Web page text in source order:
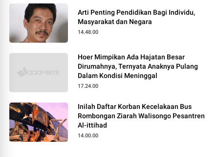
Arti Penting Pendidikan Bagi Individu,
Masyarakat dan Negara
14.48.00
Hoer Mimpikan Ada Hajatan Besar
Dirumahnya, Ternyata Anaknya Pulang
Dalam Kondisi Meninggal
17.24.00
Inilah Daftar Korban Kecelakaan Bus
Rombongan Ziarah Walisongo Pesantren
Al-ittihad
14.00.00